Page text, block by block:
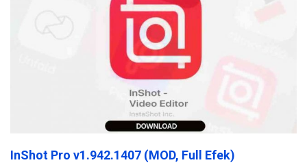
InShot Pro v1.942.1407 (MOD, Full Efek)